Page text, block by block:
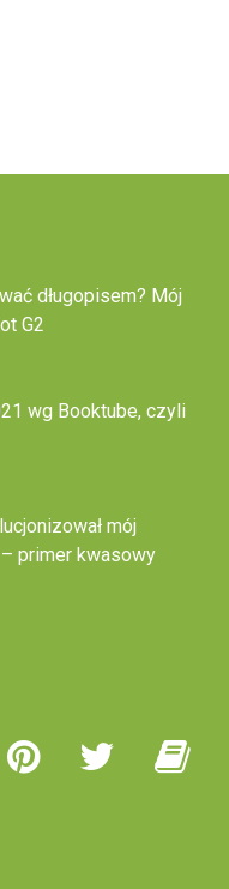
długopisem? Mój
G2
wg Booktube, czyli
mój
primer kwasowy